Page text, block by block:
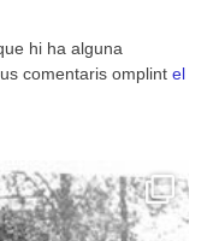
hi ha alguna
comentaris omplint el